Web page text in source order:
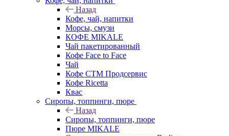
Назад
Кофе, чай, напитки
Морсы, смузи
КОФЕ MIKALE
Чай пакетированный
Кофе Face to Face
Чай
Кофе СТМ Продсервис
Кофе Ricetta
Квас
Сиропы, топпинги, пюре
Назад
Сиропы, топпинги, пюре
Пюре MIKALE